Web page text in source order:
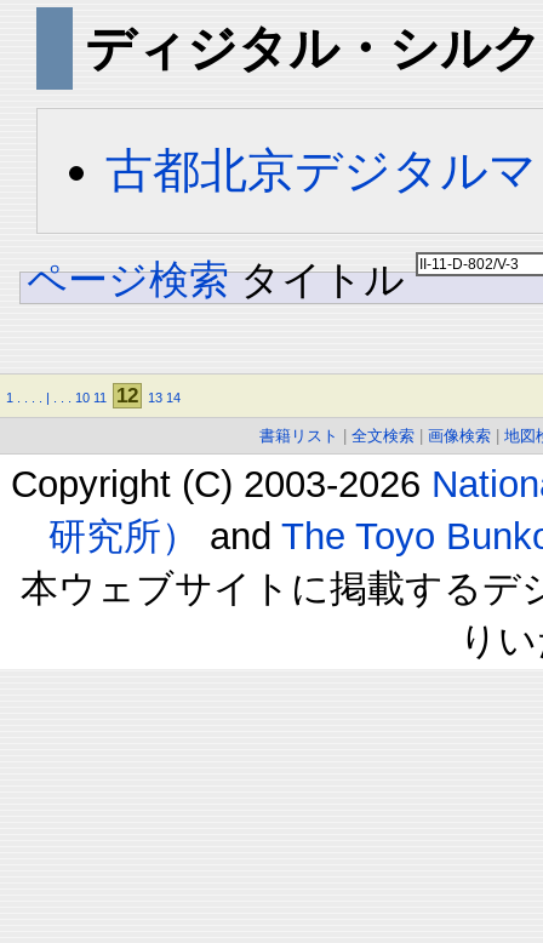
ディジタル・シル
古都北京デジタル
ページ検索 タイトル
1 | 10 11 12 13 14
書籍リスト 全文検索 画像検索 地図
Copyright (C) 2003-2026
研究所）
and The Toyo
本ウェブサイトに掲載するデ
り